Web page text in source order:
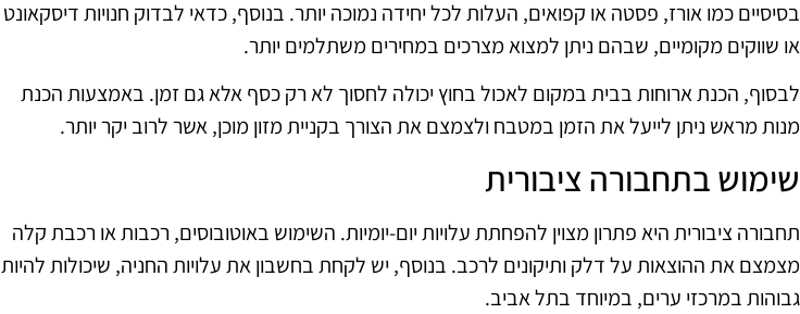
בסיסיים כמו אורז, פסטה או קפואים, העלות לכל יחידה נמוכה יותר. בנוסף, כדאי לבדוק חנויות דיסקאונט
או שווקים מקומיים, שבהם ניתן למצוא מצרכים במחירים משתלמים יותר.
לבסוף, הכנת ארוחות בבית במקום לאכול בחוץ יכולה לחסוך לא רק כסף אלא גם זמן. באמצעות הכנת
מנות מראש ניתן לייעל את הזמן במטבח ולצמצם את הצורך בקניית מזון מוכן, אשר לרוב יקר יותר.
שימוש בתחבורה ציבורית
תחבורה ציבורית היא פתרון מצוין להפחתת עלויות יום-יומיות. השימוש באוטובוסים, רכבות או רכבת קלה
מצמצם את ההוצאות על דלק ותיקונים לרכב. בנוסף, יש לקחת בחשבון את עלויות החניה, שיכולות להיות
גבוהות במרכזי ערים, במיוחד בתל אביב.